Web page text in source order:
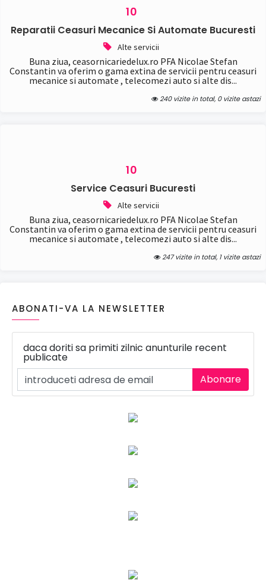
10
Reparatii Ceasuri Mecanice Si Automate Bucuresti
Alte servicii
Buna ziua, ceasornicariedelux.ro PFA Nicolae Stefan
Constantin va oferim o gama extina de servicii pentru ceasuri
mecanice si automate , telecomezi auto si alte dis...
240 vizite in total, 0 vizite astazi
10
Service Ceasuri Bucuresti
Alte servicii
Buna ziua, ceasornicariedelux.ro PFA Nicolae Stefan
Constantin va oferim o gama extina de servicii pentru ceasuri
mecanice si automate , telecomezi auto si alte dis...
247 vizite in total, 1 vizite astazi
ABONATI-VA LA NEWSLETTER
daca doriti sa primiti zilnic anunturile recent
publicate